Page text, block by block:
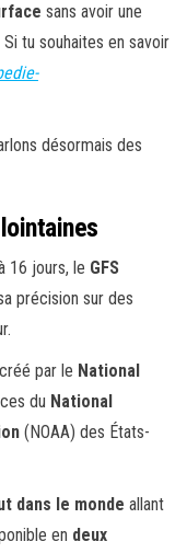
sans avoir une
tu souhaites en savoir
désormais des
16 jours, le GFS
précision sur des
par le National
du National
(NOAA) des États-
dans le monde allant
en deux